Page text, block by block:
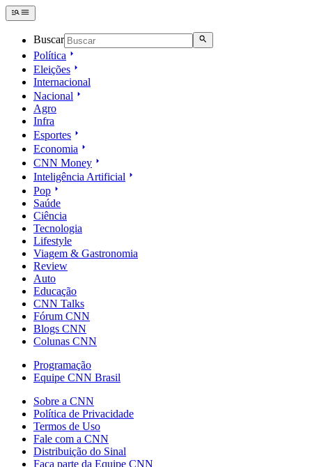
Buscar
Política
Eleições
Internacional
Nacional
Agro
Infra
Esportes
Economia
CNN Money
Inteligência Artificial
Pop
Saúde
Ciência
Tecnologia
Lifestyle
Viagem & Gastronomia
Review
Auto
Educação
CNN Talks
Fórum CNN
Blogs CNN
Colunas CNN
Programação
Equipe CNN Brasil
Sobre a CNN
Política de Privacidade
Termos de Uso
Fale com a CNN
Distribuição do Sinal
Faça parte da Equipe CNN